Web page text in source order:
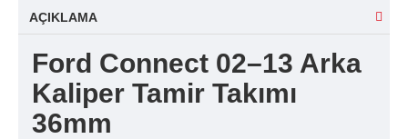
AÇIKLAMA
Ford Connect 02–13 Arka
Kaliper Tamir Takımı
36mm